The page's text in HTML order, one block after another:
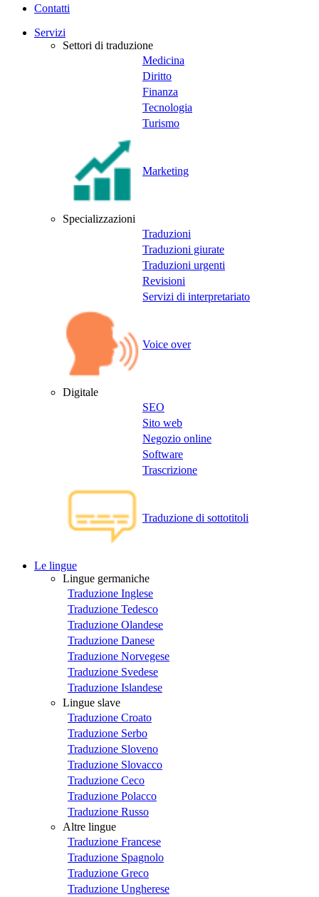
Contatti
Servizi
Settori di traduzione
Medicina
Diritto
Finanza
Tecnologia
Turismo
Marketing
Specializzazioni
Traduzioni
Traduzioni giurate
Traduzioni urgenti
Revisioni
Servizi di interpretariato
Voice over
Digitale
SEO
Sito web
Negozio online
Software
Trascrizione
Traduzione di sottotitoli
Le lingue
Lingue germaniche
Traduzione Inglese
Traduzione Tedesco
Traduzione Olandese
Traduzione Danese
Traduzione Norvegese
Traduzione Svedese
Traduzione Islandese
Lingue slave
Traduzione Croato
Traduzione Serbo
Traduzione Sloveno
Traduzione Slovacco
Traduzione Ceco
Traduzione Polacco
Traduzione Russo
Altre lingue
Traduzione Francese
Traduzione Spagnolo
Traduzione Greco
Traduzione Ungherese